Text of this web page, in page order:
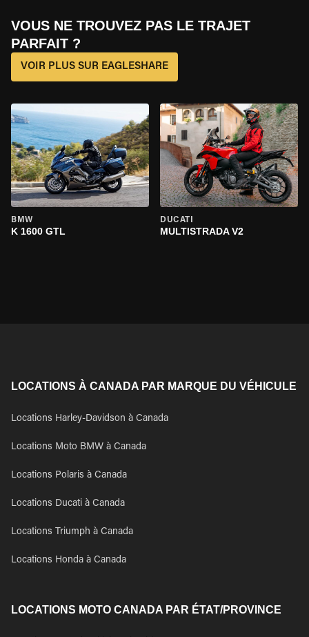
VOUS NE TROUVEZ PAS LE TRAJET
PARFAIT ?
VOIR PLUS SUR EAGLESHARE
BMW
K 1600 GTL
DUCATI
MULTISTRADA V2
LOCATIONS À CANADA PAR MARQUE DU VÉHICULE
Locations Harley-Davidson à Canada
Locations Moto BMW à Canada
Locations Polaris à Canada
Locations Ducati à Canada
Locations Triumph à Canada
Locations Honda à Canada
LOCATIONS MOTO CANADA PAR ÉTAT/PROVINCE